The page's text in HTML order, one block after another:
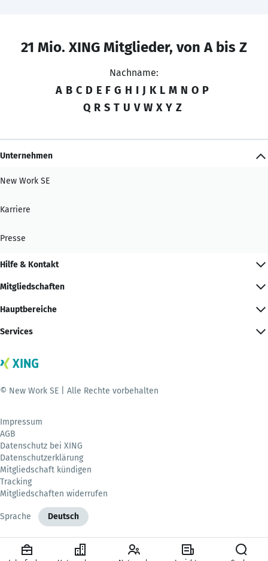
21 Mio. XING Mitglieder, von A bis Z
Nachname:
A B C D E F G H I J K L M N O P
Q R S T U V W X Y Z
Unternehmen
New Work SE
Karriere
Presse
Hilfe & Kontakt
Mitgliedschaften
Hauptbereiche
Services
© New Work SE | Alle Rechte vorbehalten
Impressum
AGB
Datenschutz bei XING
Datenschutzerklärung
Mitgliedschaft kündigen
Tracking
Mitgliedschaften widerrufen
Sprache Deutsch